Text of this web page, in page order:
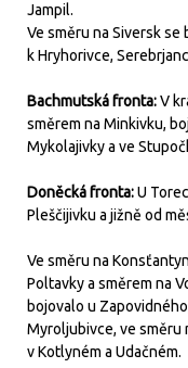
Jampil.
Ve směru na Siversk se
k Hryhorivce,
Bachmutská fronta:V
směrem na Minkivku,
Mykolajivky a ve
Doněcká fronta:U
Pleščijivku a jižně od
Ve směru na
Poltavky a směrem na
bojovalo u
Myroljubivce, ve směru
v Kotlyném a Udačném.